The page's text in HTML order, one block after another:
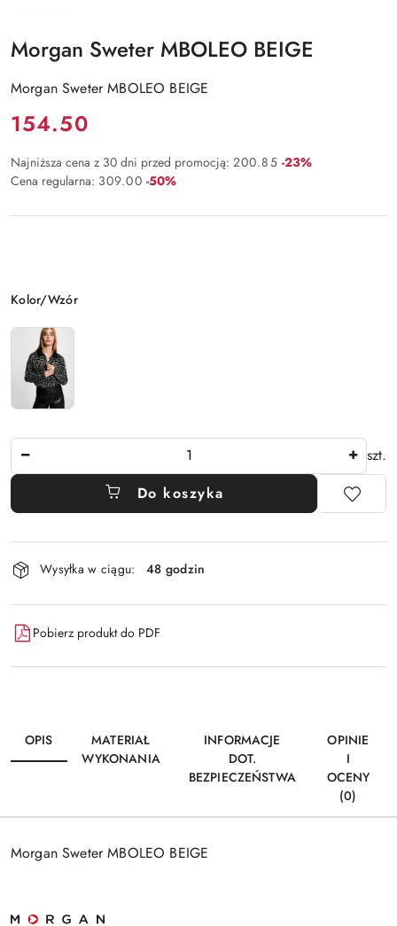
Morgan Sweter MBOLEO BEIGE
Morgan Sweter MBOLEO BEIGE
Cena:
154.50
Najniższa cena z 30 dni przed promocją: 200.85 Rabat:
-23%
Cena regularna: 309.00 Rabat:
-50%
Wariant
Kolor/Wzór
szt.
Do koszyka
Dostępność
i
dostawa
Wysyłka w ciągu: 48 godzin
Pobierz produkt do PDF
OPIS
MATERIAŁ
WYKONANIA
INFORMACJE
DOT.
BEZPIECZEŃSTWA
OPINIE
I
OCENY
(0)
Morgan Sweter MBOLEO BEIGE